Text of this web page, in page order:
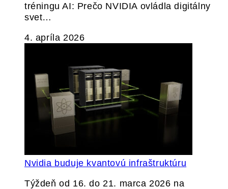
tréningu AI: Prečo NVIDIA ovládla digitálny
svet…
4. apríla 2026
Nvidia buduje kvantovú infraštruktúru
Týždeň od 16. do 21. marca 2026 na